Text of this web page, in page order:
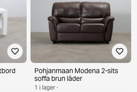
Pohjanmaan Modena 2-sits
soffa brun läder
1 i lager ·